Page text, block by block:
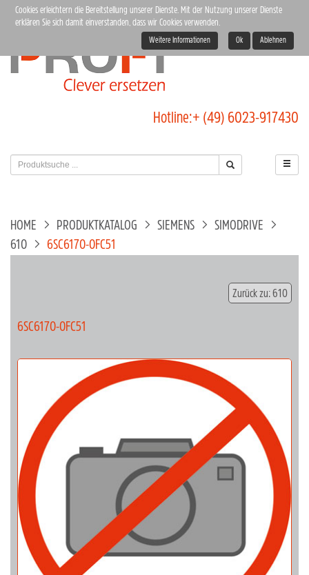
Hotline:+ (49) 6023-917430
HOME PRODUKTKATALOG SIEMENS
SIMODRIVE
610
6SC6170-0FC51
Zurück zu: 610
6SC6170-0FC51
Cookies erleichtern die Bereitstellung unserer Dienste. Mit der Nutzung unserer Dienste
erklären Sie sich damit einverstanden, dass wir Cookies verwenden.
Weitere Informationen Ok Ablehnen